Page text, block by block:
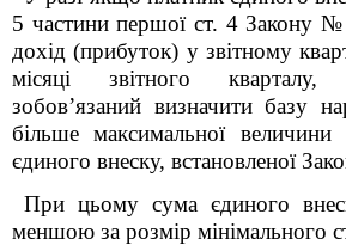
5 частини першої ст. 4 Закону
дохід (прибуток) у звітному
місяці звітного
зобов’язаний визначити базу
більше максимальної величини
єдиного внеску, встановленої
При цьому сума єдиного
меншою за розмір мінімального